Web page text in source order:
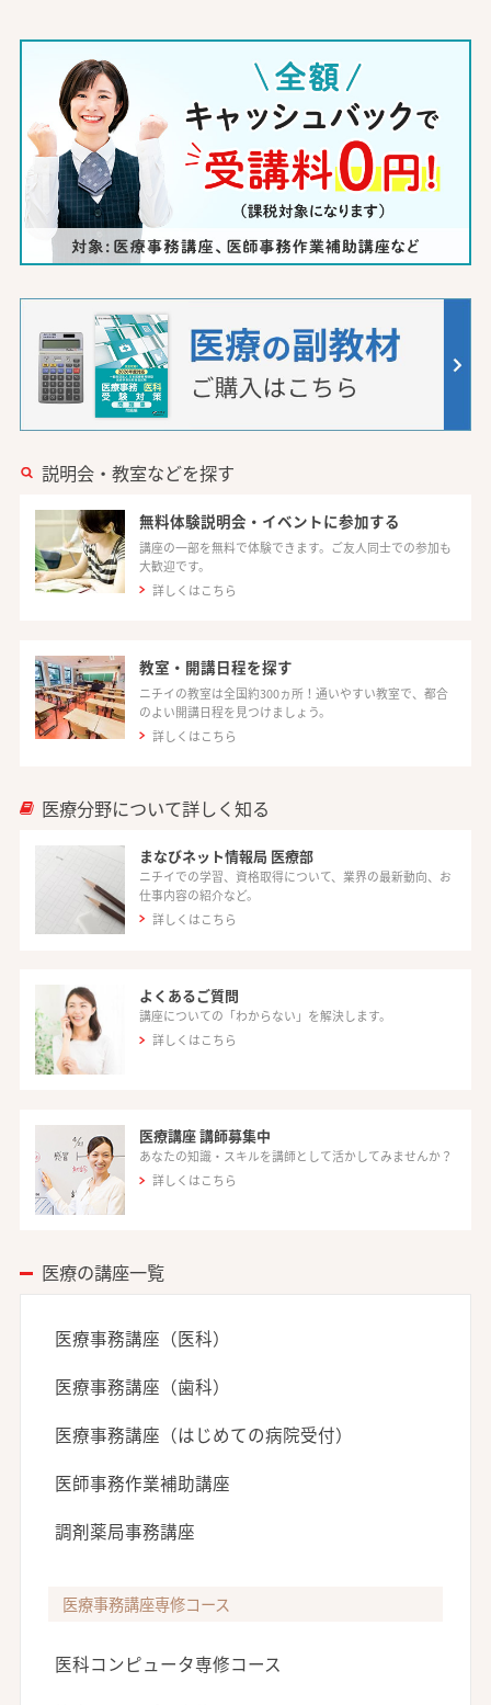
説明会・教室などを探す
無料体験説明会・イベントに参加する
講座の一部を無料で体験できます。ご友人同士での参加も
大歓迎です。
詳しくはこちら
教室・開講日程を探す
ニチイの教室は全国約300ヵ所！通いやすい教室で、都合
のよい開講日程を見つけましょう。
詳しくはこちら
医療分野について詳しく知る
まなびネット情報局 医療部
ニチイでの学習、資格取得について、業界の最新動向、お
仕事内容の紹介など。
詳しくはこちら
よくあるご質問
講座についての「わからない」を解決します。
詳しくはこちら
医療講座 講師募集中
あなたの知識・スキルを講師として活かしてみませんか？
詳しくはこちら
医療の講座一覧
医療事務講座（医科）
医療事務講座（歯科）
医療事務講座（はじめての病院受付）
医師事務作業補助講座
調剤薬局事務講座
医療事務講座専修コース
医科コンピュータ専修コース